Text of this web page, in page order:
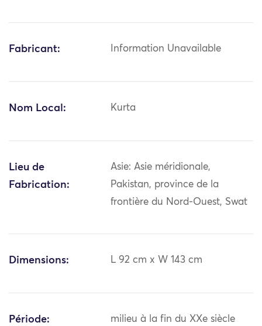
Fabricant: Information Unavailable
Nom Local: Kurta
Lieu de
Fabrication:
Asie: Asie méridionale,
Pakistan, province de la
frontière du Nord-Ouest, Swat
Dimensions: L 92 cm x W 143 cm
Période: milieu à la fin du XXe siècle